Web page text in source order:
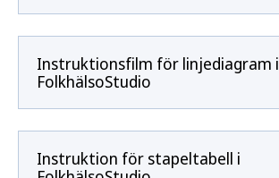
Instruktionsfilm för linjediagram i
FolkhälsoStudio
Instruktion för stapeltabell i